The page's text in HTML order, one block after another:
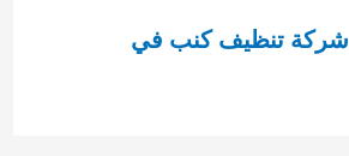
شركة تنظيف كنب في